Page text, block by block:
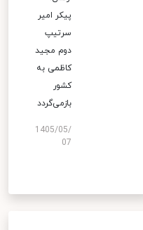
پیکر امیر
سرتیپ
دوم مجید
کاظمی به
کشور
بازمی‌گردد
1405/05/
07